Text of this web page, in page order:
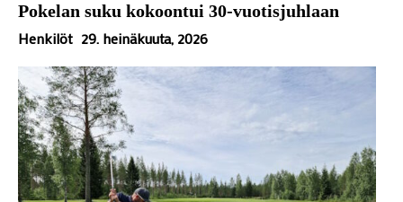
Pokelan suku kokoontui 30-vuotisjuhlaan
Henkilöt 29. heinäkuuta, 2026